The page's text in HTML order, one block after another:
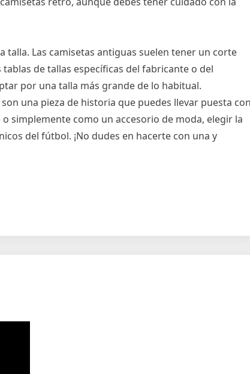
Las camisetas antiguas suelen tener un corte
de tallas específicas del fabricante o del
por una talla más grande de lo habitual.
una pieza de historia que puedes llevar puesta con
simplemente como un accesorio de moda, elegir la
del fútbol. ¡No dudes en hacerte con una y